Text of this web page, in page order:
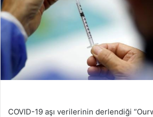
COVID-19 aşı verilerinin derlendiği